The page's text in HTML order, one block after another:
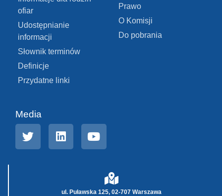
ofiar
Udostępnianie
informacji
Słownik terminów
Definicje
Przydatne linki
Prawo
O Komisji
Do pobrania
Media
ul. Puławska 125, 02-707 Warszawa